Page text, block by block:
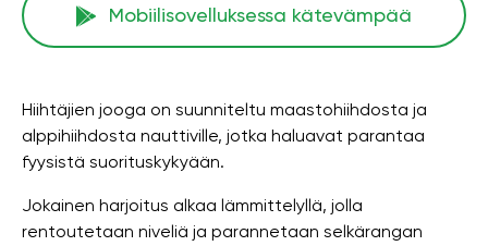
Mobiilisovelluksessa kätevämpää
Hiihtäjien jooga on suunniteltu maastohiihdosta ja
alppihiihdosta nauttiville, jotka haluavat parantaa
fyysistä suorituskykyään.
Jokainen harjoitus alkaa lämmittelyllä, jolla
rentoutetaan niveliä ja parannetaan selkärangan